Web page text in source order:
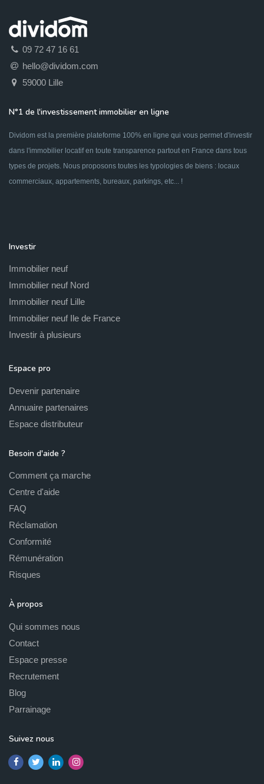
09 72 47 16 61
hello@dividom.com
59000 Lille
N°1 de l'investissement immobilier en ligne
Dividom est la première plateforme 100% en ligne qui vous permet d'investir
dans l'immobilier locatif en toute transparence partout en France dans tous
types de projets. Nous proposons toutes les typologies de biens : locaux
commerciaux, appartements, bureaux, parkings, etc... !
Investir
Immobilier neuf
Immobilier neuf Nord
Immobilier neuf Lille
Immobilier neuf Ile de France
Investir à plusieurs
Espace pro
Devenir partenaire
Annuaire partenaires
Espace distributeur
Besoin d'aide ?
Comment ça marche
Centre d'aide
FAQ
Réclamation
Conformité
Rémunération
Risques
À propos
Qui sommes nous
Contact
Espace presse
Recrutement
Blog
Parrainage
Suivez nous